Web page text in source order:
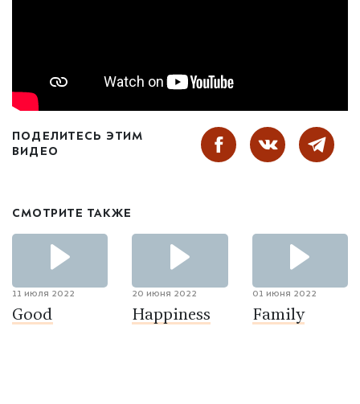
ПОДЕЛИТЕСЬ ЭТИМ
ВИДЕО
СМОТРИТЕ ТАКЖЕ
11 июля 2022
Good
20 июня 2022
Happiness
01 июня 2022
Family